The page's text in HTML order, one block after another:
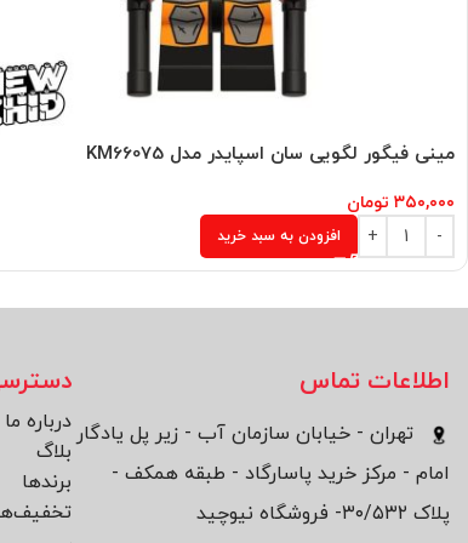
مینی فیگور لگویی سان اسپایدر مدل KM66075
۳۵۰,۰۰۰ تومان
افزودن به سبد خرید
اطلاعات تماس
تهران - خیابان سازمان آب - زیر پل یادگار
امام - مرکز خرید پاسارگاد - طبقه همکف -
پلاک ۳۰/۵۳۲- فروشگاه نیوچید
درباره ما
بلاگ
برند‌ها